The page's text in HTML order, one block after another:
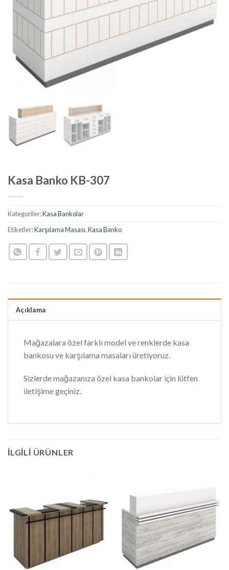
Kasa Banko KB-307
Kategoriler:Kasa Bankolar
Etiketler:Karşılama Masası,Kasa Banko
Açıklama
Mağazalara özel farklı model ve renklerde kasa
bankosu ve karşılama masaları üretiyoruz.
Sizlerde mağazanıza özel kasa bankolar için lütfen
iletişime geçiniz.
İLGILI ÜRÜNLER